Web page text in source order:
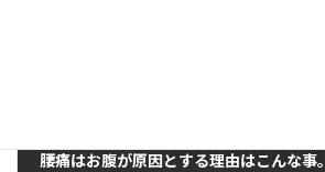
腰痛はお腹が原因とする理由はこんな事。